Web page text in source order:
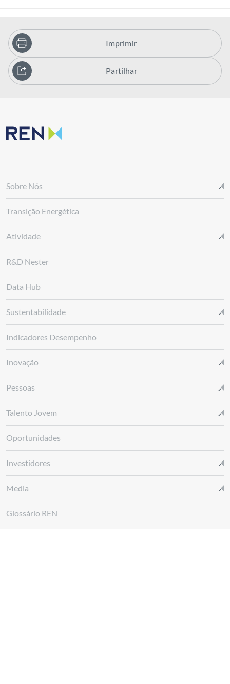
Imprimir
Partilhar
Sobre Nós
Transição Energética
Atividade
R&D Nester
Data Hub
Sustentabilidade
Indicadores Desempenho
Inovação
Pessoas
Talento Jovem
Oportunidades
Investidores
Media
Glossário REN